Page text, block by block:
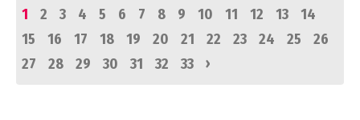
1
2 3 4 5 6 7 8 9 10 11 12 13
14
15
16 17 18 19 20 21 22 23 24 25
26
27
28 29 30 31 32 33 ›